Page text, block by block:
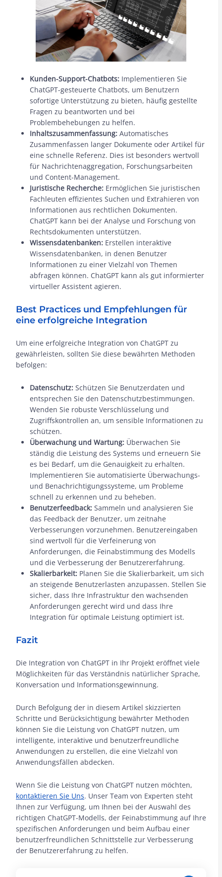
Kunden-Support-Chatbots: Implementieren Sie
ChatGPT-gesteuerte Chatbots, um Benutzern
sofortige Unterstützung zu bieten, häufig gestellte
Fragen zu beantworten und bei
Problembehebungen zu helfen.
Inhaltszusammenfassung: Automatisches
Zusammenfassen langer Dokumente oder Artikel für
eine schnelle Referenz. Dies ist besonders wertvoll
für Nachrichtenaggregation, Forschungsarbeiten
und Content-Management.
Juristische Recherche: Ermöglichen Sie juristischen
Fachleuten effizientes Suchen und Extrahieren von
Informationen aus rechtlichen Dokumenten.
ChatGPT kann bei der Analyse und Forschung von
Rechtsdokumenten unterstützen.
Wissensdatenbanken: Erstellen interaktive
Wissensdatenbanken, in denen Benutzer
Informationen zu einer Vielzahl von Themen
abfragen können. ChatGPT kann als gut informierter
virtueller Assistent agieren.
Best Practices und Empfehlungen für
eine erfolgreiche Integration
Um eine erfolgreiche Integration von ChatGPT zu
gewährleisten, sollten Sie diese bewährten Methoden
befolgen:
Datenschutz: Schützen Sie Benutzerdaten und
entsprechen Sie den Datenschutzbestimmungen.
Wenden Sie robuste Verschlüsselung und
Zugriffskontrollen an, um sensible Informationen zu
schützen.
Überwachung und Wartung: Überwachen Sie
ständig die Leistung des Systems und erneuern Sie
es bei Bedarf, um die Genauigkeit zu erhalten.
Implementieren Sie automatisierte Überwachungs-
und Benachrichtigungssysteme, um Probleme
schnell zu erkennen und zu beheben.
Benutzerfeedback: Sammeln und analysieren Sie
das Feedback der Benutzer, um zeitnahe
Verbesserungen vorzunehmen. Benutzereingaben
sind wertvoll für die Verfeinerung von
Anforderungen, die Feinabstimmung des Modells
und die Verbesserung der Benutzererfahrung.
Skalierbarkeit: Planen Sie die Skalierbarkeit, um sich
an steigende Benutzerlasten anzupassen. Stellen Sie
sicher, dass Ihre Infrastruktur den wachsenden
Anforderungen gerecht wird und dass Ihre
Integration für optimale Leistung optimiert ist.
Fazit
Die Integration von ChatGPT in Ihr Projekt eröffnet viele
Möglichkeiten für das Verständnis natürlicher Sprache,
Konversation und Informationsgewinnung.
Durch Befolgung der in diesem Artikel skizzierten
Schritte und Berücksichtigung bewährter Methoden
können Sie die Leistung von ChatGPT nutzen, um
intelligente, interaktive und benutzerfreundliche
Anwendungen zu erstellen, die eine Vielzahl von
Anwendungsfällen abdecken.
Wenn Sie die Leistung von ChatGPT nutzen möchten,
kontaktieren Sie Uns. Unser Team von Experten steht
Ihnen zur Verfügung, um Ihnen bei der Auswahl des
richtigen ChatGPT-Modells, der Feinabstimmung auf Ihre
spezifischen Anforderungen und beim Aufbau einer
benutzerfreundlichen Schnittstelle zur Verbesserung
der Benutzererfahrung zu helfen.